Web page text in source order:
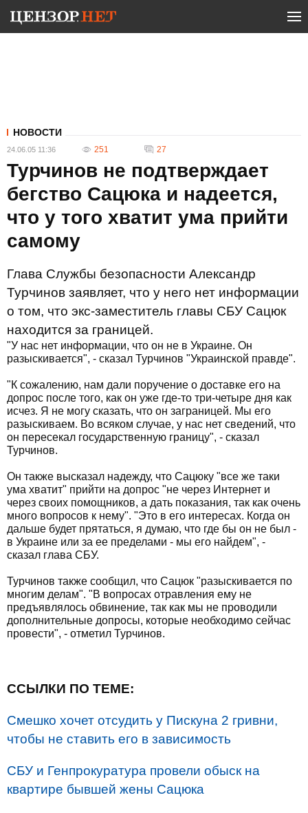
НОВОСТИ
24.06.05 11:36 251 27
Турчинов не подтверждает
бегство Сацюка и надеется,
что у того хватит ума прийти
самому
Глава Службы безопасности Александр
Турчинов заявляет, что у него нет информации
о том, что экс-заместитель главы СБУ Сацюк
находится за границей.
"У нас нет информации, что он не в Украине. Он
разыскивается", - сказал Турчинов "Украинской правде".
"К сожалению, нам дали поручение о доставке его на
допрос после того, как он уже где-то три-четыре дня как
исчез. Я не могу сказать, что он заграницей. Мы его
разыскиваем. Во всяком случае, у нас нет сведений, что
он пересекал государственную границу", - сказал
Турчинов.
Он также высказал надежду, что Сацюку "все же таки
ума хватит" прийти на допрос "не через Интернет и
через своих помощников, а дать показания, так как очень
много вопросов к нему". "Это в его интересах. Когда он
дальше будет прятаться, я думаю, что где бы он не был -
в Украине или за ее пределами - мы его найдем", -
сказал глава СБУ.
Турчинов также сообщил, что Сацюк "разыскивается по
многим делам". "В вопросах отравления ему не
предъявлялось обвинение, так как мы не проводили
дополнительные допросы, которые необходимо сейчас
провести", - отметил Турчинов.
ССЫЛКИ ПО ТЕМЕ:
Смешко хочет отсудить у Пискуна 2 гривни,
чтобы не ставить его в зависимость
СБУ и Генпрокуратура провели обыск на
квартире бывшей жены Сацюка